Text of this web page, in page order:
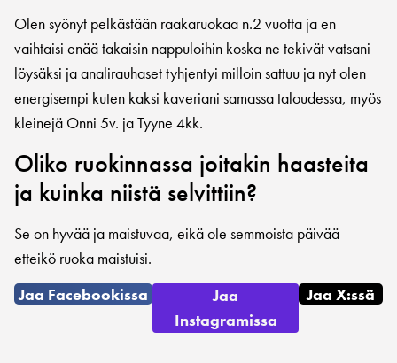
Olen syönyt pelkästään raakaruokaa n.2 vuotta ja en
vaihtaisi enää takaisin nappuloihin koska ne tekivät vatsani
löysäksi ja analirauhaset tyhjentyi milloin sattuu ja nyt olen
energisempi kuten kaksi kaveriani samassa taloudessa, myös
kleinejä Onni 5v. ja Tyyne 4kk.
Oliko ruokinnassa joitakin haasteita
ja kuinka niistä selvittiin?
Se on hyvää ja maistuvaa, eikä ole semmoista päivää
etteikö ruoka maistuisi.
Jaa Facebookissa
Jaa
Instagramissa
Jaa X:ssä